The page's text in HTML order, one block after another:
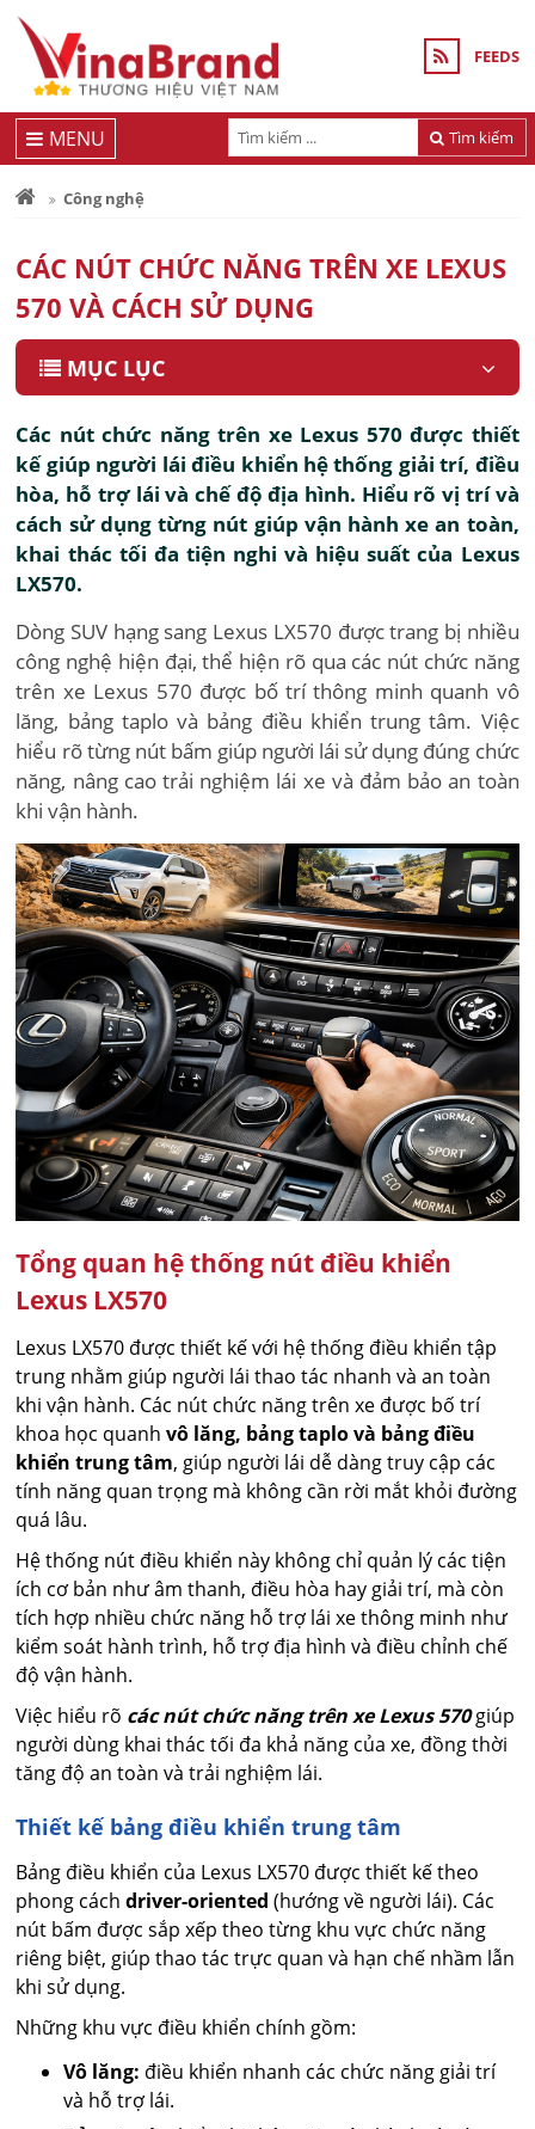
FEEDS
Tìm kiếm
MENU
Công nghệ
CÁC NÚT CHỨC NĂNG TRÊN XE LEXUS
570 VÀ CÁCH SỬ DỤNG
MỤC LỤC
Các nút chức năng trên xe Lexus 570 được thiết
kế giúp người lái điều khiển hệ thống giải trí, điều
hòa, hỗ trợ lái và chế độ địa hình. Hiểu rõ vị trí và
cách sử dụng từng nút giúp vận hành xe an toàn,
khai thác tối đa tiện nghi và hiệu suất của Lexus
LX570.
Dòng SUV hạng sang Lexus LX570 được trang bị nhiều
công nghệ hiện đại, thể hiện rõ qua các nút chức năng
trên xe Lexus 570 được bố trí thông minh quanh vô
lăng, bảng taplo và bảng điều khiển trung tâm. Việc
hiểu rõ từng nút bấm giúp người lái sử dụng đúng chức
năng, nâng cao trải nghiệm lái xe và đảm bảo an toàn
khi vận hành.
Tổng quan hệ thống nút điều khiển
Lexus LX570
Lexus LX570 được thiết kế với hệ thống điều khiển tập
trung nhằm giúp người lái thao tác nhanh và an toàn
khi vận hành. Các nút chức năng trên xe được bố trí
khoa học quanhvô lăng, bảng taplo và bảng điều
khiển trung tâm, giúp người lái dễ dàng truy cập các
tính năng quan trọng mà không cần rời mắt khỏi đường
quá lâu.
Hệ thống nút điều khiển này không chỉ quản lý các tiện
ích cơ bản như âm thanh, điều hòa hay giải trí, mà còn
tích hợp nhiều chức năng hỗ trợ lái xe thông minh như
kiểm soát hành trình, hỗ trợ địa hình và điều chỉnh chế
độ vận hành.
Việc hiểu rõ các nút chức năng trên xe Lexus 570giúp
người dùng khai thác tối đa khả năng của xe, đồng thời
tăng độ an toàn và trải nghiệm lái.
Thiết kế bảng điều khiển trung tâm
Bảng điều khiển của Lexus LX570 được thiết kế theo
phong cáchdriver-oriented (hướng về người lái). Các
nút bấm được sắp xếp theo từng khu vực chức năng
riêng biệt, giúp thao tác trực quan và hạn chế nhầm lẫn
khi sử dụng.
Những khu vực điều khiển chính gồm:
Vô lăng: điều khiển nhanh các chức năng giải trí
và hỗ trợ lái.